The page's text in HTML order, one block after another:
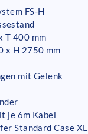
FS-H
T 400 mm
x H 2750 mm
mit Gelenk
je 6m Kabel
Standard Case XL